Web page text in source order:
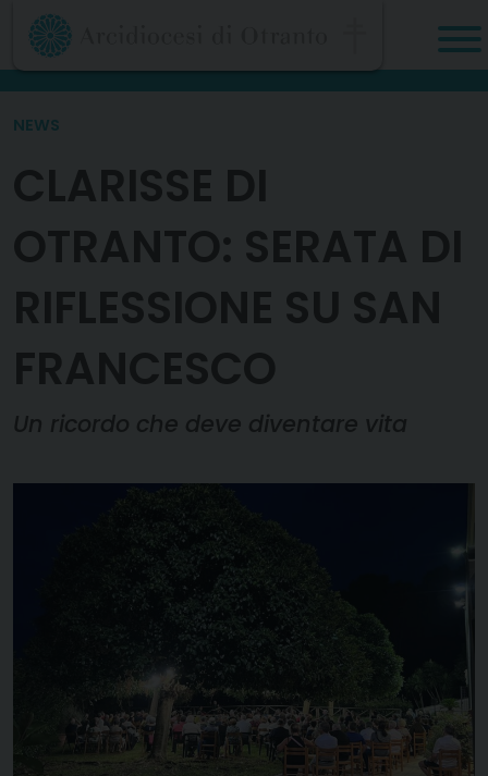
Skip
content
NEWS
CLARISSE DI
OTRANTO: SERATA DI
RIFLESSIONE SU SAN
FRANCESCO
Un ricordo che deve diventare vita